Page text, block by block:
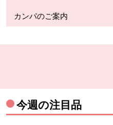
カンパのご案内
今週の注目品